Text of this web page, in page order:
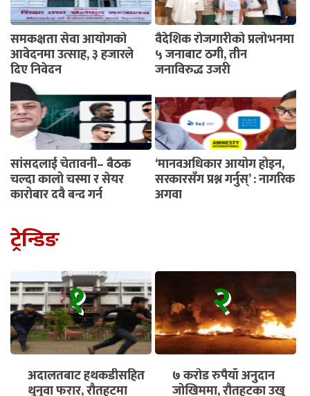
समकक्षता सेवा आयोगको
आवेदनमा उत्साह, ३ हजारले
दिए निवेदन
वैदेशिक रोजगारीको प्रलोभनमा
५ जनाबाट ठगी, तीन
जनाविरुद्ध उजुरी
सांसदलाई चेतावनी– बैठक
चल्दा कालो चस्मा र सेयर
कारोबार दुवै बन्द गर्नू
‘मानवअधिकार आयोग होइन,
सरकारसँग प्रश्न गर्नुस्’ : नागरिक
अगुवा
ट्रेन्डिङ
१
अदालतबाट हथकडीसहित
थुनुवा फरार, रौतहटमा
२
७ करोड रुपैयाँ अनुदान
जोखिममा, रौतहटका उखु